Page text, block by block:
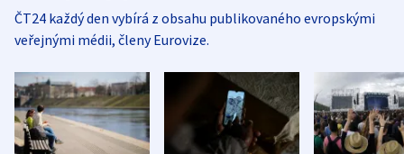
ČT24 každý den vybírá z obsahu publikovaného evropskými
veřejnými médii, členy Eurovize.